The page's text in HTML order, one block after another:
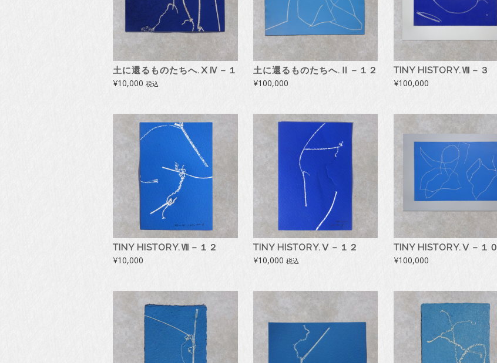
土に還るものたちへ.ⅩⅣ－１
¥10,000 税込
土に還るものたちへ.Ⅱ－１２
¥100,000
TINY HISTORY.Ⅶ－３
¥100,000
TINY HISTORY.Ⅶ－１２
¥10,000
TINY HISTORY.Ⅴ－１２
¥10,000 税込
TINY HISTORY.Ⅴ－１０
¥100,000